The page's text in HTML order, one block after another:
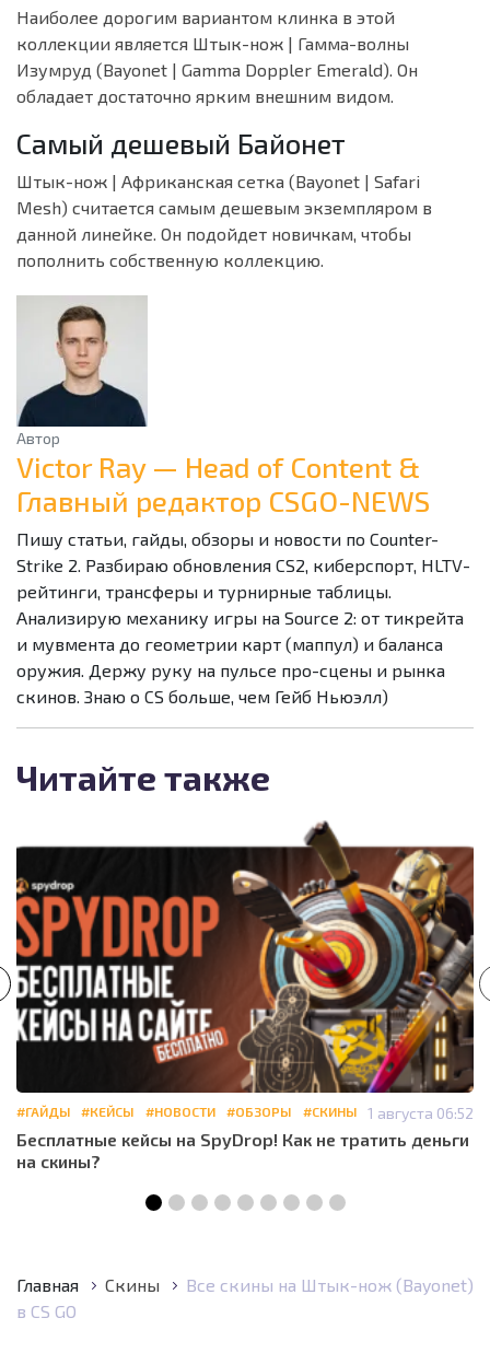
Наиболее дорогим вариантом клинка в этой
коллекции является Штык-нож | Гамма-волны
Изумруд (Bayonet | Gamma Doppler Emerald). Он
обладает достаточно ярким внешним видом.
Самый дешевый Байонет
Штык-нож | Африканская сетка (Bayonet | Safari
Mesh) считается самым дешевым экземпляром в
данной линейке. Он подойдет новичкам, чтобы
пополнить собственную коллекцию.
Автор
Victor Ray — Head of Content &
Главный редактор CSGO-NEWS
Пишу статьи, гайды, обзоры и новости по Counter-
Strike 2. Разбираю обновления CS2, киберспорт, HLTV-
рейтинги, трансферы и турнирные таблицы.
Анализирую механику игры на Source 2: от тикрейта
и мувмента до геометрии карт (маппул) и баланса
оружия. Держу руку на пульсе про-сцены и рынка
скинов. Знаю о CS больше, чем Гейб Ньюэлл)
Читайте также
#ГАЙДЫ #КЕЙСЫ #НОВОСТИ #ОБЗОРЫ #СКИНЫ 1 августа 06:52
Бесплатные кейсы на SpyDrop! Как не тратить деньги
на скины?
Главная Скины
Все скины на Штык-нож (Bayonet)
в CS GO